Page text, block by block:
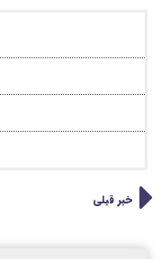
خبر قبلی